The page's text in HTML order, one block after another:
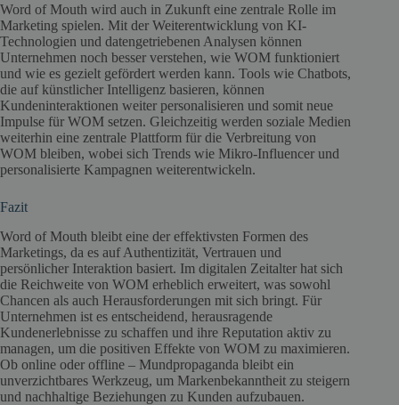
Word of Mouth wird auch in Zukunft eine zentrale Rolle im
Marketing spielen. Mit der Weiterentwicklung von KI-
Technologien und datengetriebenen Analysen können
Unternehmen noch besser verstehen, wie WOM funktioniert
und wie es gezielt gefördert werden kann. Tools wie Chatbots,
die auf künstlicher Intelligenz basieren, können
Kundeninteraktionen weiter personalisieren und somit neue
Impulse für WOM setzen. Gleichzeitig werden soziale Medien
weiterhin eine zentrale Plattform für die Verbreitung von
WOM bleiben, wobei sich Trends wie Mikro-Influencer und
personalisierte Kampagnen weiterentwickeln.
Fazit
Word of Mouth bleibt eine der effektivsten Formen des
Marketings, da es auf Authentizität, Vertrauen und
persönlicher Interaktion basiert. Im digitalen Zeitalter hat sich
die Reichweite von WOM erheblich erweitert, was sowohl
Chancen als auch Herausforderungen mit sich bringt. Für
Unternehmen ist es entscheidend, herausragende
Kundenerlebnisse zu schaffen und ihre Reputation aktiv zu
managen, um die positiven Effekte von WOM zu maximieren.
Ob online oder offline – Mundpropaganda bleibt ein
unverzichtbares Werkzeug, um Markenbekanntheit zu steigern
und nachhaltige Beziehungen zu Kunden aufzubauen.